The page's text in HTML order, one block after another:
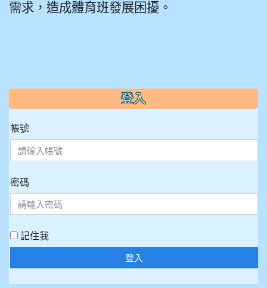
需求，造成體育班發展困擾。
::: 登入
帳號
密碼
記住我
登入